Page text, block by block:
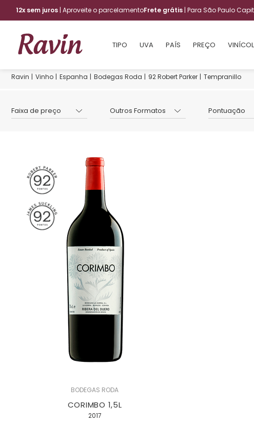
12x sem juros | Aproveite o parcelamentoFrete grátis | Para São Paulo
TIPO UVA PAÍS PREÇO
Vinho Espanha Bodegas Roda 92 Robert Parker Tempranillo
Faixa de preço Outros Formatos Pontuação
BODEGAS RODA
CORIMBO 1,5L
2017